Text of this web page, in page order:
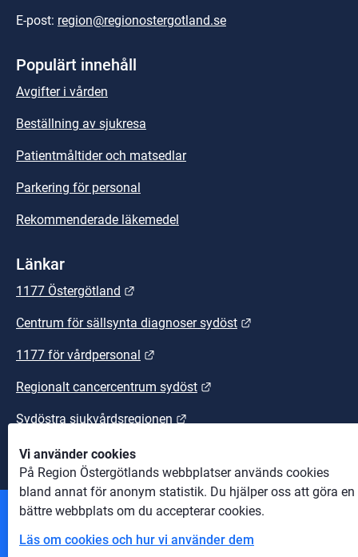
Vi använder cookies
På Region Östergötlands webbplatser används cookies
bland annat för anonym statistik. Du hjälper oss att göra en
bättre webbplats om du accepterar cookies.
Läs om cookies och hur vi använder dem
E-post: region@regionostergotland.se
Populärt innehåll
Avgifter i vården
Beställning av sjukresa
Patientmåltider och matsedlar
Parkering för personal
Rekommenderade läkemedel
Länkar
1177 Östergötland
Centrum för sällsynta diagnoser sydöst
1177 för vårdpersonal
Regionalt cancercentrum sydöst
Sydöstra sjukvårdsregionen